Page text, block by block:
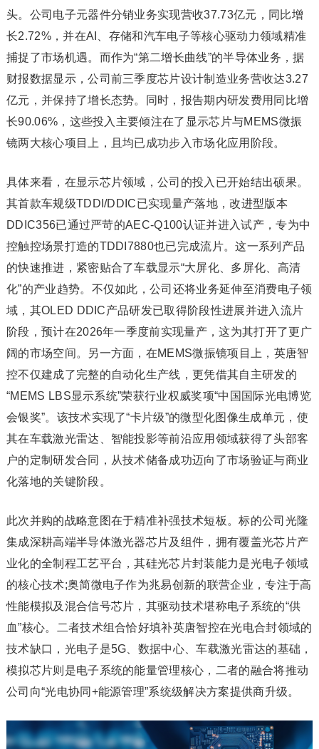
头。公司电子元器件分销业务实现营收37.73亿元，同比增
长2.72%，并在AI、存储和汽车电子等核心驱动力领域精准
捕捉了市场机遇。而作为“第二增长曲线”的半导体业务，据
财报数据显示，公司前三季度芯片设计制造业务营收达3.27
亿元，并保持了增长态势。同时，报告期内研发费用同比增
长90.06%，这些投入主要倾注在了显示芯片与MEMS微振
镜两大核心项目上，且均已成功步入市场化应用阶段。
具体来看，在显示芯片领域，公司的投入已开始结出硕果。
其首款车规级TDDI/DDIC已实现量产落地，改进型版本
DDIC356已通过严苛的AEC-Q100认证并进入试产，专为中
控触控场景打造的TDDI7880也已完成流片。这一系列产品
的快速推进，紧密贴合了车载显示“大屏化、多屏化、高清
化”的产业趋势。不仅如此，公司还将业务延伸至消费电子领
域，其OLED DDIC产品研发已取得阶段性进展并进入流片
阶段，预计在2026年一季度前实现量产，这为其打开了更广
阔的市场空间。另一方面，在MEMS微振镜项目上，英唐智
控不仅建成了完整的自动化生产线，更凭借其自主研发的
“MEMS LBS显示系统”荣获行业权威奖项“中国国际光电博览
会银奖”。该技术实现了“卡片级”的微型化图像生成单元，使
其在车载激光雷达、智能投影等前沿应用领域获得了头部客
户的定制研发合同，从技术储备成功迈向了市场验证与商业
化落地的关键阶段。
此次并购的战略意图在于精准补强技术短板。标的公司光隆
集成深耕高端半导体激光器芯片及组件，拥有覆盖光芯片产
业化的全制程工艺平台，其硅光芯片封装能力是光电子领域
的核心技术;奥简微电子作为兆易创新的联营企业，专注于高
性能模拟及混合信号芯片，其驱动技术堪称电子系统的“供
血”核心。二者技术组合恰好填补英唐智控在光电合封领域的
技术缺口，光电子是5G、数据中心、车载激光雷达的基础，
模拟芯片则是电子系统的能量管理核心，二者的融合将推动
公司向“光电协同+能源管理”系统级解决方案提供商升级。